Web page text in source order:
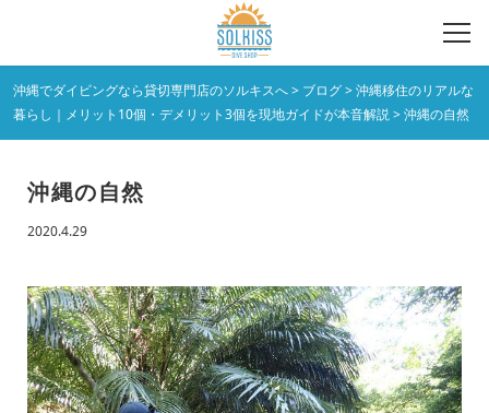
沖縄でダイビングなら貸切専門店のソルキスへ> ブログ>沖縄移住のリアルな
暮らし｜メリット10個・デメリット3個を現地ガイドが本音解説>沖縄の自然
沖縄の自然
2020.4.29